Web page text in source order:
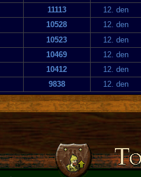
11113
12. den
10528
12. den
10523
12. den
10469
12. den
10412
12. den
9838 12. den